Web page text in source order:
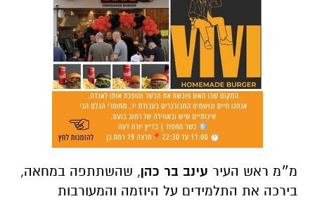
מ״מ ראש העיר עינב בר כהן, שהשתתפה במחאה,
בירכה את התלמידים על היוזמה והמעורבות